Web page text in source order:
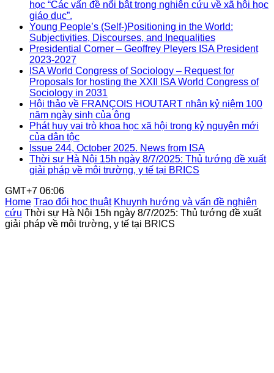
học “Các vấn đề nổi bật trong nghiên cứu về xã hội học
giáo dục”.
Young People’s (Self-)Positioning in the World:
Subjectivities, Discourses, and Inequalities
Presidential Corner – Geoffrey Pleyers ISA President
2023-2027
ISA World Congress of Sociology – Request for
Proposals for hosting the XXII ISA World Congress of
Sociology in 2031
Hội thảo về FRANÇOIS HOUTART nhân kỷ niệm 100
năm ngày sinh của ông
Phát huy vai trò khoa học xã hội trong kỷ nguyên mới
của dân tộc
Issue 244, October 2025. News from ISA
Thời sự Hà Nội 15h ngày 8/7/2025: Thủ tướng đề xuất
giải pháp về môi trường, y tế tại BRICS
GMT+7 06:06
Home Trao đổi học thuật Khuynh hướng và vấn đề nghiên
cứu Thời sự Hà Nội 15h ngày 8/7/2025: Thủ tướng đề xuất
giải pháp về môi trường, y tế tại BRICS